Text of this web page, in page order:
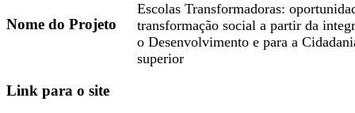
Nome do Projeto
Escolas Transformadoras:
transformação social a partir da
o Desenvolvimento e para a
superior
Link para o site